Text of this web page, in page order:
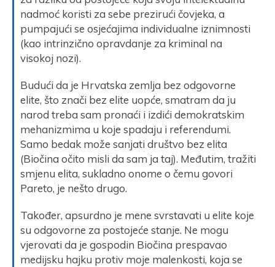
nadmoć koristi za sebe prezirući čovjeka, a
pumpajući se osjećajima individualne iznimnosti
(kao intrinzično opravdanje za kriminal na
visokoj nozi).
Budući da je Hrvatska zemlja bez odgovorne
elite, što znači bez elite uopće, smatram da ju
narod treba sam pronaći i izdići demokratskim
mehanizmima u koje spadaju i referendumi.
Samo bedak može sanjati društvo bez elita
(Biočina očito misli da sam ja taj). Međutim, tražiti
smjenu elita, sukladno onome o čemu govori
Pareto, je nešto drugo.
Također, apsurdno je mene svrstavati u elite koje
su odgovorne za postojeće stanje. Ne mogu
vjerovati da je gospodin Biočina prespavao
medijsku hajku protiv moje malenkosti, koja se